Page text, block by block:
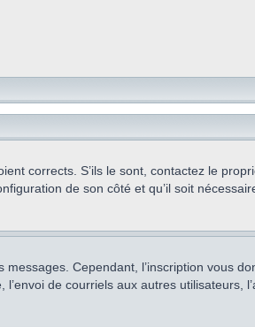
corrects. S’ils le sont, contactez le
de son côté et qu’il soit
Cependant, l’inscription vous
de courriels aux autres utilisateurs,